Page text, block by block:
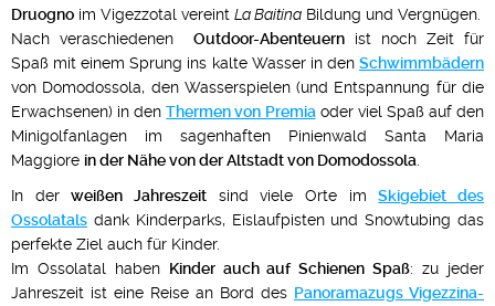
Druogno im Vigezzotal vereint La Baitina Bildung und Vergnügen.
Nach veraschiedenen Outdoor-Abenteuern ist noch Zeit für
Spaß mit einem Sprung ins kalte Wasser in den Schwimmbädern
von Domodossola, den Wasserspielen (und Entspannung für die
Erwachsenen) in denThermen von Premiaoder viel Spaß auf den
Minigolfanlagen im sagenhaften Pinienwald Santa Maria
Maggiore in der Nähe von der Altstadt von Domodossola
In derweißen Jahreszeit sind viele Orte imSkigebiet des
Ossolatals dank Kinderparks, Eislaufpisten und Snowtubing das
perfekte Ziel auch für Kinder.
Im Ossolatal haben Kinder auch auf Schienen Spaß: zu jeder
Jahreszeit ist eine Reise an Bord des Panoramazugs Vigezzina-